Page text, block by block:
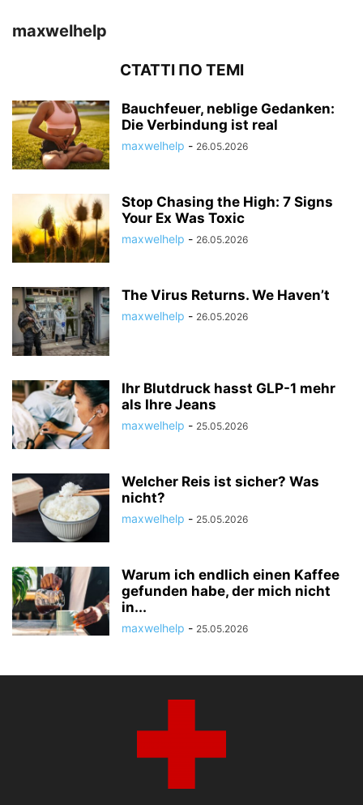
maxwelhelp
СТАТТІ ПО ТЕМІ
Bauchfeuer, neblige Gedanken:
Die Verbindung ist real
maxwelhelp - 26.05.2026
Stop Chasing the High: 7 Signs
Your Ex Was Toxic
maxwelhelp - 26.05.2026
The Virus Returns. We Haven’t
maxwelhelp - 26.05.2026
Ihr Blutdruck hasst GLP-1 mehr
als Ihre Jeans
maxwelhelp - 25.05.2026
Welcher Reis ist sicher? Was
nicht?
maxwelhelp - 25.05.2026
Warum ich endlich einen Kaffee
gefunden habe, der mich nicht
in...
maxwelhelp - 25.05.2026